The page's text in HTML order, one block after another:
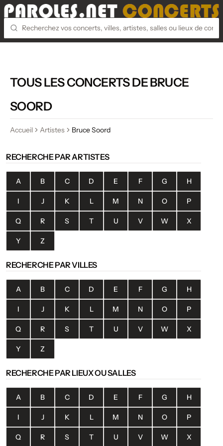
TOUS LES CONCERTS DE BRUCE
SOORD
Accueil Artistes Bruce Soord
RECHERCHE PAR ARTISTES
A B C D E F G H
I J K L M N O P
Q R S T U V W X
Y Z
RECHERCHE PAR VILLES
A B C D E F G H
I J K L M N O P
Q R S T U V W X
Y Z
RECHERCHE PAR LIEUX OU SALLES
A B C D E F G H
I J K L M N O P
Q R S T U V W X